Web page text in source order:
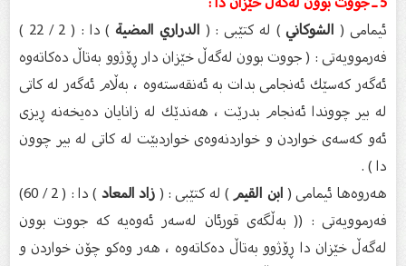
ئیمامى ( الشوكاني) له‌ كتێبی : ( الدراري المضية
) دا : ( 2 / 22 )
فه‌رموویه‌تى : ( جووت بوون له‌گه‌ڵ خێزان دار ڕۆژوو به‌تاڵ ده‌كاته‌وه‌
ئه‌گه‌ر كه‌سێك ئه‌نجامى بدات به‌ ئه‌نقه‌سته‌وه‌ ، به‌ڵام ئه‌گه‌ر له‌ كاتى
له‌ بیر چووندا ئه‌نجام بدرێت ، هه‌ندێك له‌ زانایان ده‌یخه‌نه‌ ڕیزى
ئه‌و كه‌سه‌ى خواردن و خواردنه‌وه‌ى خواردبێت له‌ كاتى له‌ بیر چوون
دا ) .
هه‌روه‌ها ئیمامى (ابن القيم) له‌ كتێبی : (زاد المعاد
) دا : ( 2 / 60)
فه‌رموویه‌تى : (( به‌ڵگه‌ى قورئان له‌سه‌ر ئه‌وه‌یه‌ كه‌ جووت بوون
له‌گه‌ڵ خێزان دا ڕۆژوو به‌تاڵ ده‌كاته‌وه‌ ، هه‌ر وه‌كو چۆن خواردن و